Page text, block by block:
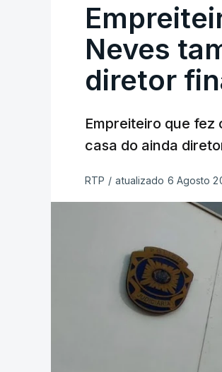
Neves
diretor
Empreiteiro que fez
casa do ainda
RTP / atualizado 6 Agosto